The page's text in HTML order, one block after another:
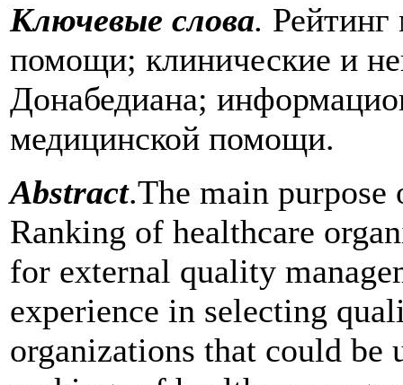
Ключевые слова. Рейтинг
помощи; клинические и
Донабедиана;
медицинской помощи.
Abstract.The main
Ranking of healthcare
for external quality
experience in selecting
organizations that could be